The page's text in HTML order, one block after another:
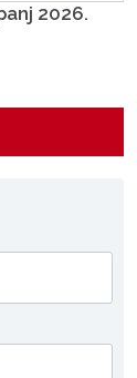
2026.